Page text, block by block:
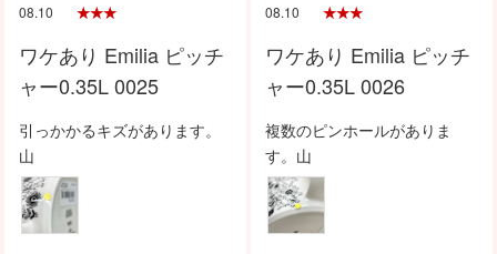
08.10
ワケあり Emilia ピッチ
ャー0.35L 0025
引っかかるキズがあります。
山
08.10
ワケあり Emilia ピッチ
ャー0.35L 0026
複数のピンホールがありま
す。山